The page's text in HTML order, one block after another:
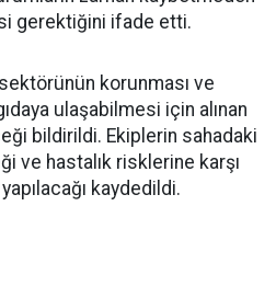
gerektiğini ifade etti.
sektörünün korunması ve
ulaşabilmesi için alınan
bildirildi. Ekiplerin sahadaki
ve hastalık risklerine karşı
kaydedildi.